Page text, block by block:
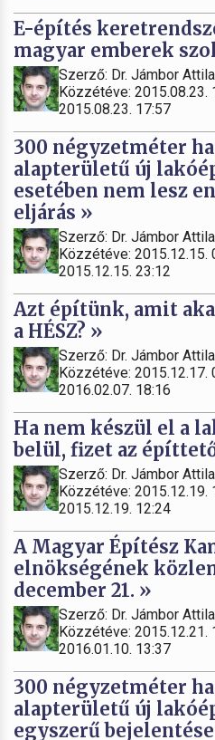
E-építés
magyar emberek
Szerző: Dr. Jámbor Attila
Közzétéve:
2015.08.23. 17:57
300 négyzetméter
alapterületű új
esetében nem lesz
eljárás »
Szerző: Dr. Jámbor Attila
Közzétéve:
2015.12.15. 23:12
Azt építünk, amit
a HÉSZ? »
Szerző: Dr. Jámbor
Közzétéve:
2016.02.07. 18:16
Ha nem készül el a
belül, fizet az
Szerző: Dr. Jámbor Attila
Közzétéve:
2015.12.19. 12:24
A Magyar Építész
elnökségének
december 21. »
Szerző: Dr. Jámbor Attila
Közzétéve:
2016.01.10. 13:37
300 négyzetméter
alapterületű új
egyszerű